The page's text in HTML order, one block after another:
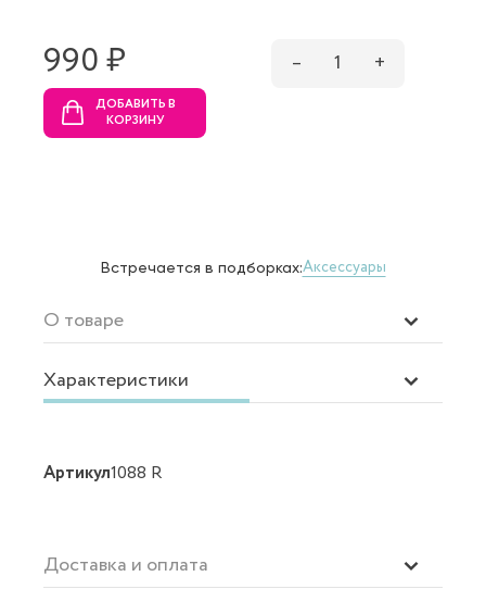
990 ₷ – 1 +
ДОБАВИТЬ В
КОРЗИНУ
Встречается в подборках:Аксессуары
О товаре
Характеристики
Артикул1088 R
Доставка и оплата